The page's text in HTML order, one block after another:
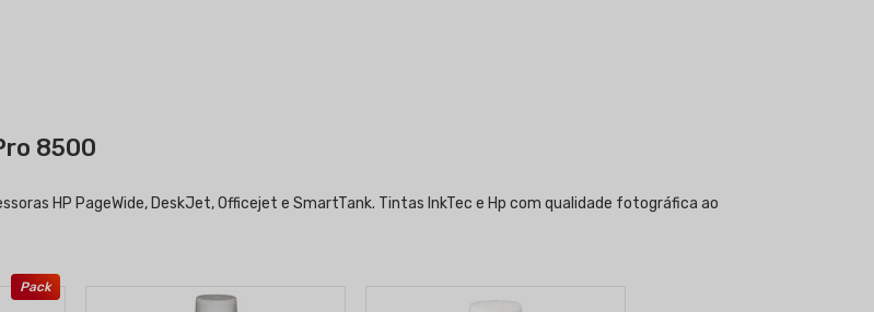
8500
HP PageWide, DeskJet, Officejet e SmartTank. Tintas InkTec e Hp com qualidade fotográfica ao
Pack